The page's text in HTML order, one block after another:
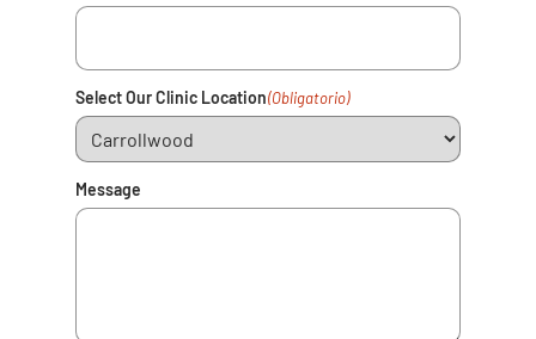
Select Our Clinic Location(Obligatorio)
Message